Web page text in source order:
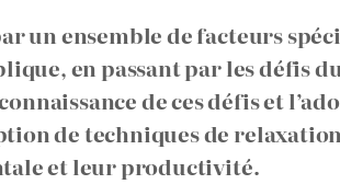
un ensemble de facteurs
en passant par les défis
de ces défis et
de techniques de
et leur productivité.